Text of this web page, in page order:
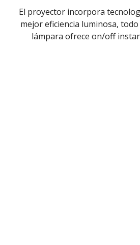
El proyector incorpora
mejor eficiencia luminosa,
lámpara ofrece on/off